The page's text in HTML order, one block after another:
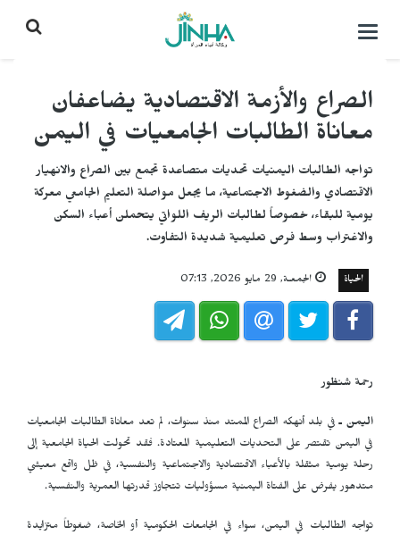
التحكم
الصراع والأزمة الاقتصادية يضاعفان
معاناة الطالبات الجامعيات في اليمن
تواجه الطالبات اليمنيات تحديات متصاعدة تجمع بين الصراع والانهيار
الاقتصادي والضغوط الاجتماعية، ما يجعل مواصلة التعليم الجامعي معركة
يومية للبقاء، خصوصاً لطالبات الريف اللواتي يتحملن أعباء السكن
والاغتراب وسط فرص تعليمية شديدة التفاوت.
الحياة الجمعـة, 29 مايو 2026, 07:13
رحمة شنظور
اليمن ـ في بلد أنهكه الصراع الممتد منذ سنوات، لم تعد معاناة الطالبات الجامعيات
في اليمن تقتصر على التحديات التعليمية المعتادة. فقد تحولت الحياة الجامعية إلى
رحلة يومية مثقلة بالأعباء الاقتصادية والاجتماعية والنفسية، في ظل واقع معيشي
متدهور يفرض على الفتاة اليمنية مسؤوليات تتجاوز قدرتها العمرية والنفسية.
تواجه الطالبات في اليمن، سواء في الجامعات الحكومية أو الخاصة، ضغوطاً متزايدة